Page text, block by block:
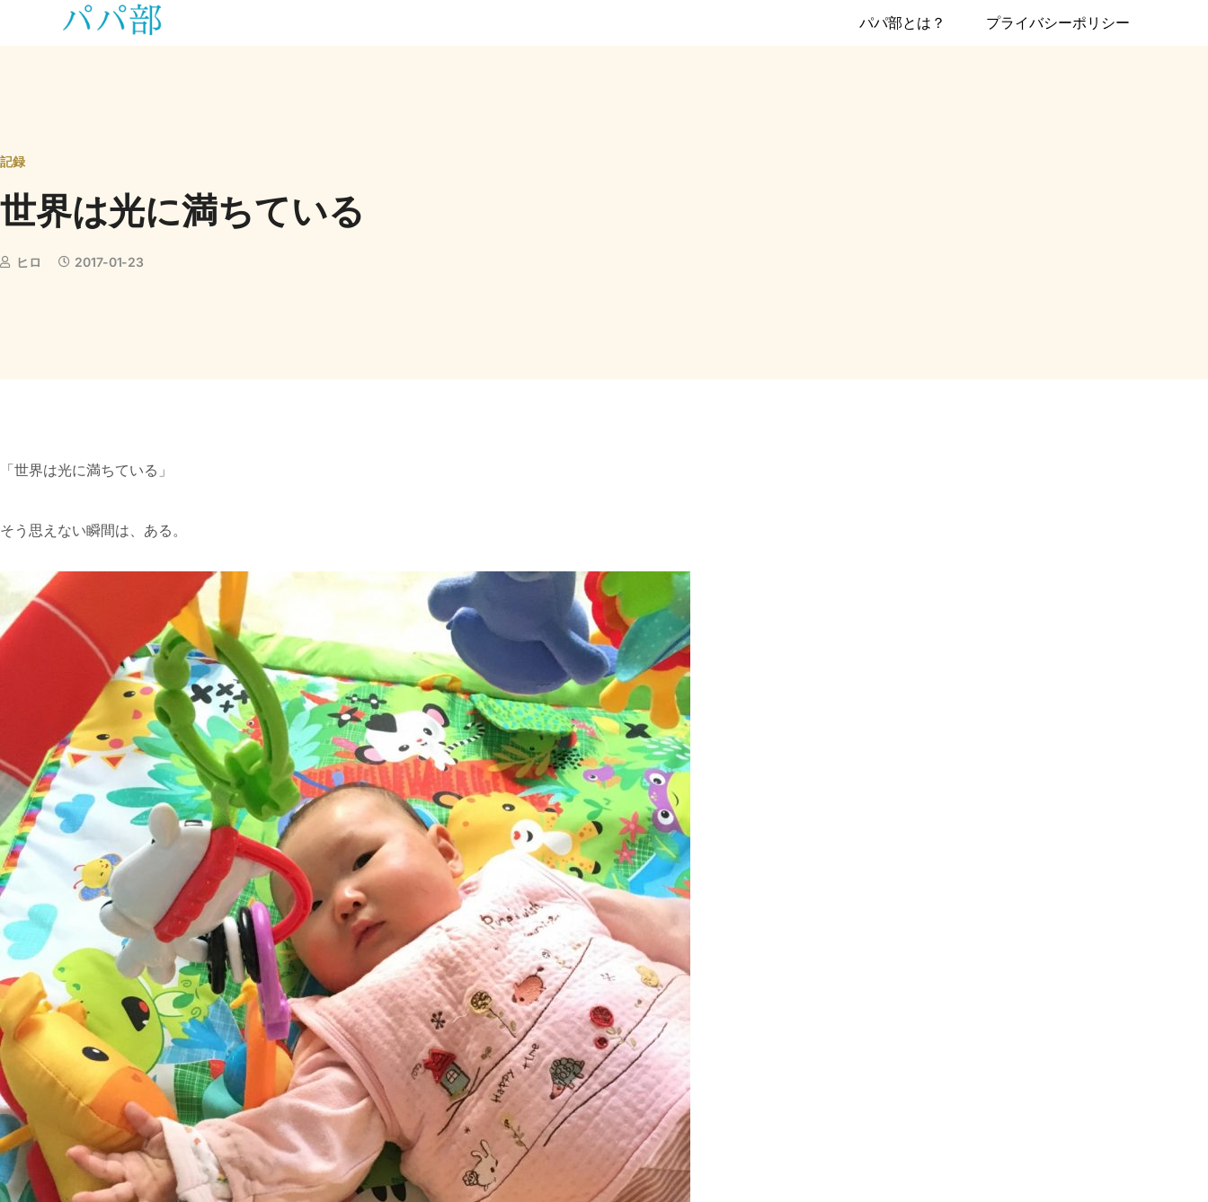
パパ部とは？ プライバシーポリシー
記録
世界は光に満ちている
ヒロ 2017-01-23
「世界は光に満ちている」
そう思えない瞬間は、ある。